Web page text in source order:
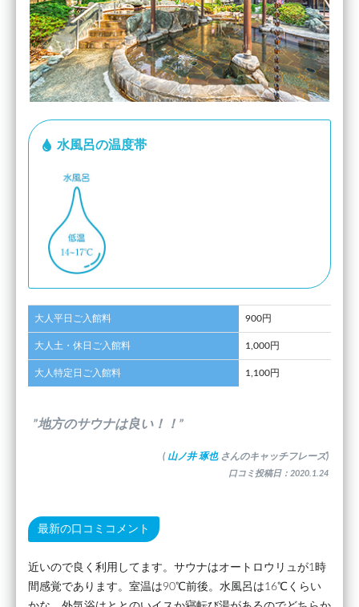
水風呂の温度帯
大人平日ご入館料 900円
大人土・休日ご入館料 1,000円
大人特定日ご入館料 1,100円
”地方のサウナは良い！！”
( 山ノ井 琢也 さんのキャッチフレーズ)
口コミ投稿日：2020.1.24
最新の口コミコメント
近いので良く利用してます。サウナはオートロウリュが1時
間感覚であります。室温は90℃前後。水風呂は16℃くらい